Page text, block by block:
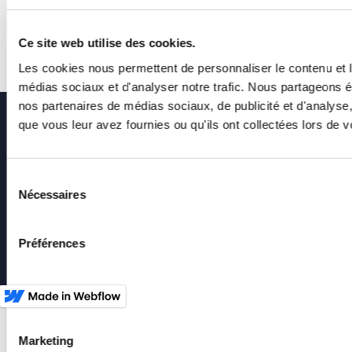
Ce site web utilise des cookies.
Les cookies nous permettent de personnaliser le contenu
médias sociaux et d'analyser notre trafic. Nous partageons
nos partenaires de médias sociaux, de publicité et
que vous leur avez fournies ou qu'ils ont collectées lors de
Nécessaires
Préférences
Statistiques
Marketing
General conditions
of use and legal
Privacy notice